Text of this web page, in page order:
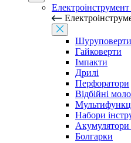
Шуруповерти
Гайковерти
Імпакти
Дрилі
Перфоратори
Відбійні
Набори
Акумулятори
Болгарки